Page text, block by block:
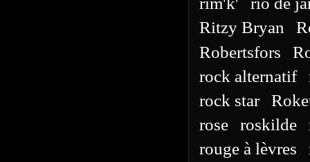
Ritzy Bryan
Robertsfors
rock alternatif
rock star
rose
roskilde
rouge à lèvres